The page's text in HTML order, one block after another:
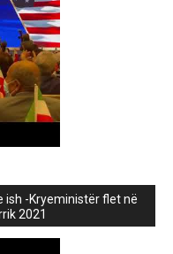
ish -Kryeministër flet në
2021